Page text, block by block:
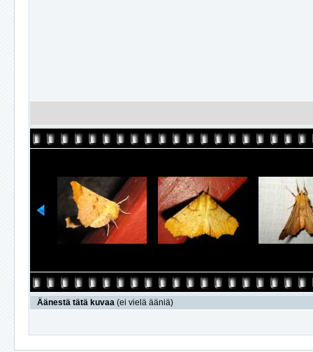
Äänestä tätä kuvaa (ei vielä ääniä)